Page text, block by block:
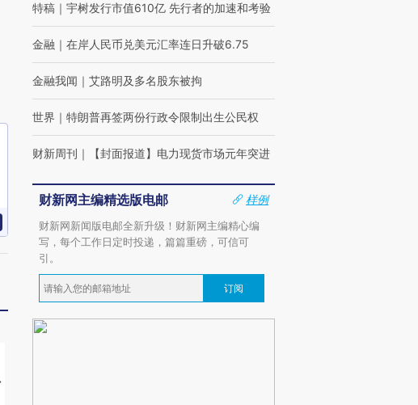
视线｜HYROX的吸金
特稿 ｜ 宇树发行市值610亿 先行者的加速和考验
金融 ｜ 在岸人民币兑美元汇率连日升破6.75
金融我闻 ｜ 艾路明及多名股东被拘
世界 ｜ 特朗普再签两份行政令限制出生公民权
财新周刊 ｜ 【封面报道】电力现货市场元年突进
财新网主编精选版电邮
样例
财新网新闻版电邮全新升级！财新网主编精心编
写，每个工作日定时投递，篇篇重磅，可信可
引。
订阅